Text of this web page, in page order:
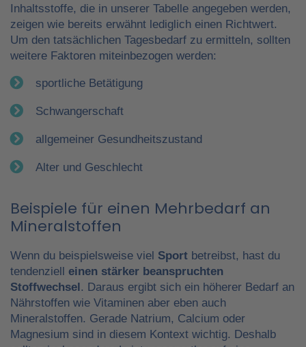
Inhaltsstoffe, die in unserer Tabelle angegeben werden,
zeigen wie bereits erwähnt lediglich einen Richtwert.
Um den tatsächlichen Tagesbedarf zu ermitteln, sollten
weitere Faktoren miteinbezogen werden:
sportliche Betätigung
Schwangerschaft
allgemeiner Gesundheitszustand
Alter und Geschlecht
Beispiele für einen Mehrbedarf an
Mineralstoffen
Wenn du beispielsweise viel Sport betreibst, hast du
tendenziell einen stärker beanspruchten
Stoffwechsel. Daraus ergibt sich ein höherer Bedarf an
Nährstoffen wie Vitaminen aber eben auch
Mineralstoffen. Gerade Natrium, Calcium oder
Magnesium sind in diesem Kontext wichtig. Deshalb